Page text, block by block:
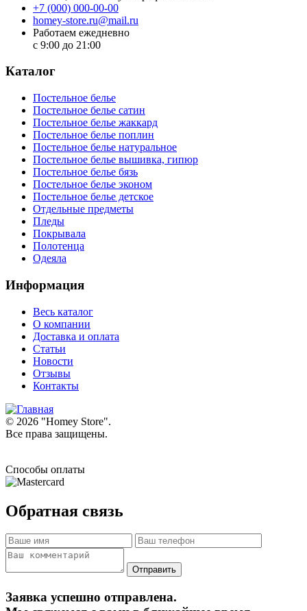
+7 (000) 000-00-00
homey-store.ru@mail.ru
Работаем ежедневно
с 9:00 до 21:00
Каталог
Постельное белье
Постельное белье сатин
Постельное белье жаккард
Постельное белье поплин
Постельное белье натуральное
Постельное белье вышивка, гипюр
Постельное белье бязь
Постельное белье эконом
Постельное белье детское
Отдельные предметы
Пледы
Покрывала
Полотенца
Одеяла
Информация
Весь каталог
О компании
Доставка и оплата
Статьи
Новости
Отзывы
Контакты
© 2026 "Homey Store".
Все права защищены.
Способы оплаты
Обратная связь
Заявка успешно отправлена.